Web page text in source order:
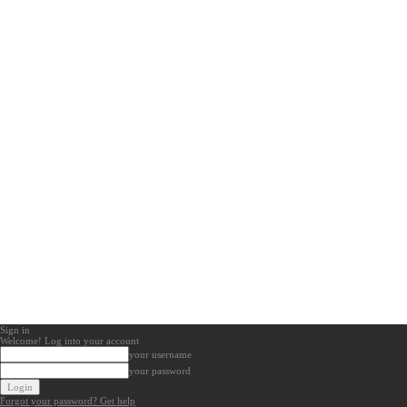
Sign in
Welcome! Log into your account
your username
your password
Forgot your password? Get help